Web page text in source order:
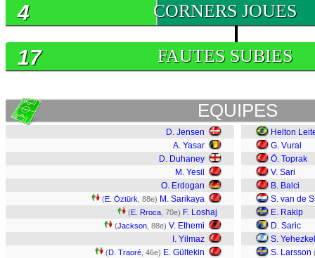
CORNERS JOUES
4
FAUTES SUBIES
17
EQUIPES
D. Jensen
A. Yasar
D. Duhaney
M. Yesil
O. Erdogan
(E. Öztürk , 88e) M. Sarikaya
(E. Rroca , 70e) F. Loshaj
(Jackson , 88e) V. Ethemi
I. Yilmaz
(D. Traoré , 46e) E. Gültekin
Helton
G. Vural
Ö. Toprak
V. Sari
B. Balci
S. van de
E. Rakip
D. Saric
S. Yehezkel
S. Larsson